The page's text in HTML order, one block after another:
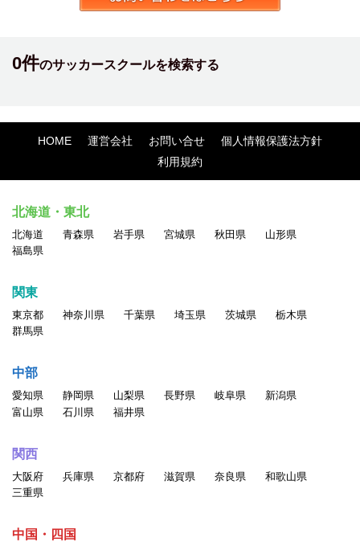
0件のサッカースクールを検索する
HOME 運営会社 お問い合せ
個人情報保護法方針
利用規約
北海道・東北
北海道 青森県 岩手県 宮城県 秋田県
山形県
福島県
関東
東京都 神奈川県 千葉県 埼玉県 茨城県
栃木県
群馬県
中部
愛知県 静岡県 山梨県 長野県 岐阜県
新潟県
富山県
石川県 福井県
関西
大阪府 兵庫県 京都府 滋賀県 奈良県
和歌山県
三重県
中国・四国